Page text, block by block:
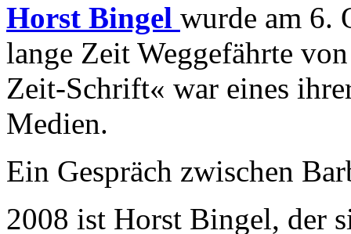
Horst Bingel wurde am 6.
lange Zeit Weggefährte
Zeit-Schrift« war eines
Medien.
Ein Gespräch zwischen
2008 ist Horst Bingel, der